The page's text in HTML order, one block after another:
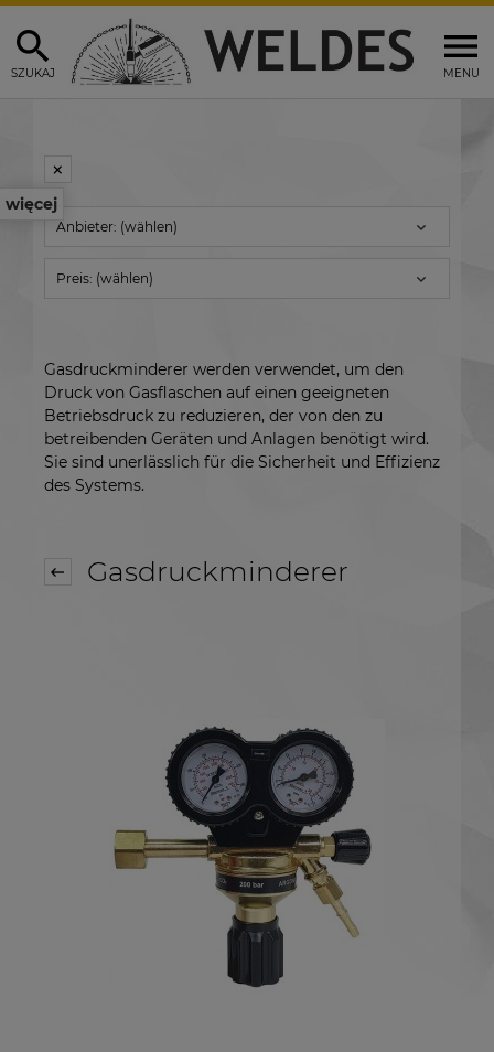
MENU
SZUKAJ
więcej
Anbieter: (wählen)
Preis: (wählen)
Gasdruckminderer werden verwendet, um den
Druck von Gasflaschen auf einen geeigneten
Betriebsdruck zu reduzieren, der von den zu
betreibenden Geräten und Anlagen benötigt wird.
Sie sind unerlässlich für die Sicherheit und Effizienz
des Systems.
Gasdruckminderer